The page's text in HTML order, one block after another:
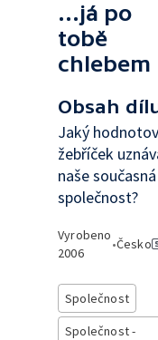
...já po
tobě
chlebem
Obsah
Jaký
žebříček
naše současná
společnost?
Vyrobeno
2006
•Česko
Společnost
Společnost -